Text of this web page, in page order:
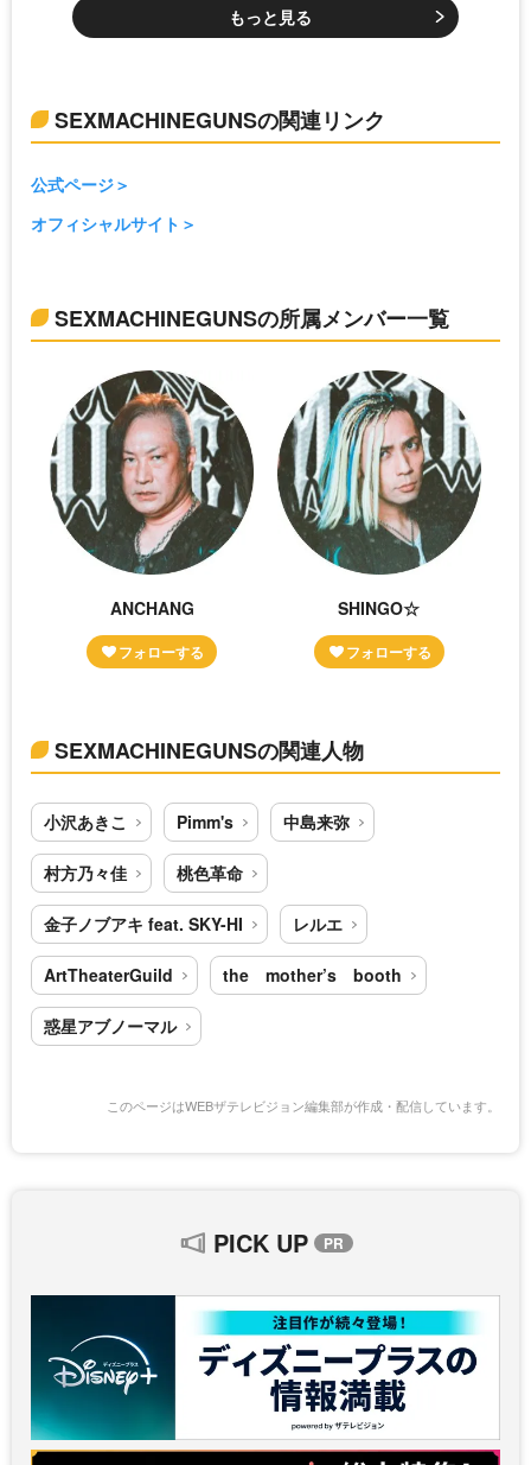
もっと見る
SEXMACHINEGUNSの関連リンク
公式ページ
オフィシャルサイト
SEXMACHINEGUNSの所属メンバー一覧
ANCHANG SHINGO☆
SEXMACHINEGUNSの関連人物
小沢あきこ Pimm's 中島来弥
村方乃々佳 桃色革命
金子ノブアキ feat. SKY-HI レルエ
ArtTheaterGuild the mother’s booth
惑星アブノーマル
このページはWEBザテレビジョン編集部が作成・配信しています。
PICK UP